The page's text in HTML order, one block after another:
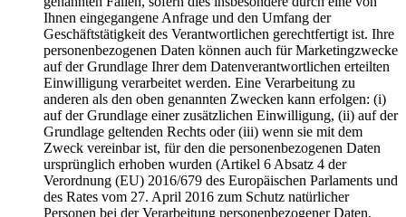
Ihnen eingegangene Anfrage und den Umfang der
Geschäftstätigkeit des Verantwortlichen gerechtfertigt ist. Ihre
personenbezogenen Daten können auch für Marketingzwecke
auf der Grundlage Ihrer dem Datenverantwortlichen erteilten
Einwilligung verarbeitet werden. Eine Verarbeitung zu
anderen als den oben genannten Zwecken kann erfolgen: (i)
auf der Grundlage einer zusätzlichen Einwilligung, (ii) auf der
Grundlage geltenden Rechts oder (iii) wenn sie mit dem
Zweck vereinbar ist, für den die personenbezogenen Daten
ursprünglich erhoben wurden (Artikel 6 Absatz 4 der
Verordnung (EU) 2016/679 des Europäischen Parlaments und
des Rates vom 27. April 2016 zum Schutz natürlicher
Personen bei der Verarbeitung personenbezogener Daten,